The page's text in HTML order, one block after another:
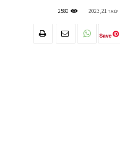
ינואר 21, 2023 2580
Save